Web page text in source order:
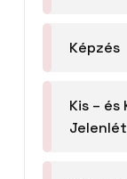
Képzés
Kis –